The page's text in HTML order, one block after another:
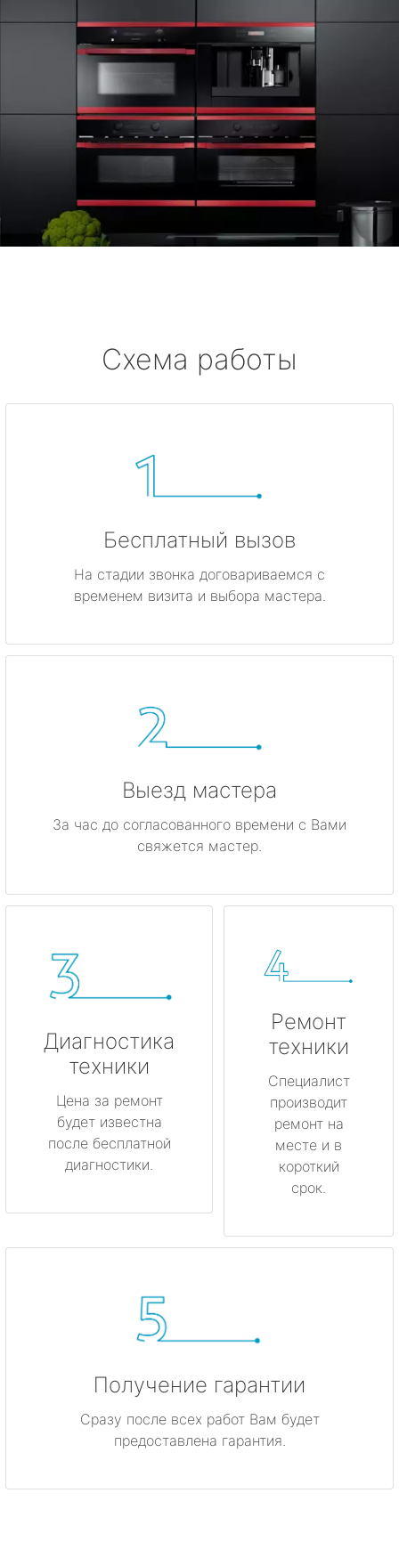
Схема работы
Бесплатный вызов
На стадии звонка договариваемся с
временем визита и выбора мастера.
Выезд мастера
За час до согласованного времени с Вами
свяжется мастер.
Диагностика
техники
Цена за ремонт
будет известна
после бесплатной
диагностики.
Ремонт
техники
Специалист
производит
ремонт на
месте и в
короткий
срок.
Получение гарантии
Сразу после всех работ Вам будет
предоставлена гарантия.